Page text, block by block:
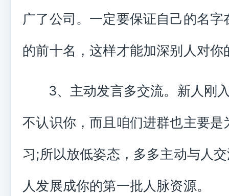
广了公司。一定要保证自己的名字
的前十名，这样才能加深别人对你
3、主动发言多交流。新人刚
不认识你，而且咱们进群也主要是
习;所以放低姿态，多多主动与人
人发展成你的第一批人脉资源。